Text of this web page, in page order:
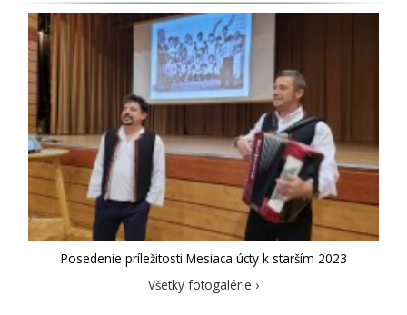
Posedenie príležitosti Mesiaca úcty k starším 2023
Všetky fotogalérie ›